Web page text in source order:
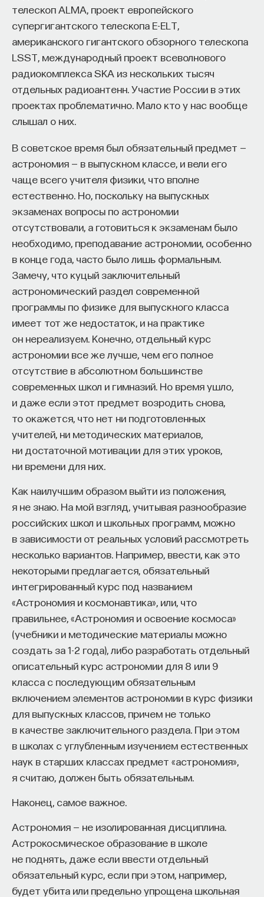
телескоп ALMA, проект европейского
супергигантского телескопа E-ELT,
американского гигантского обзорного телескопа
LSST, международный проект всеволнового
радиокомплекса SKA из нескольких тысяч
отдельных радиоантенн. Участие России в этих
проектах проблематично. Мало кто у нас вообще
слышал о них.
В советское время был обязательный предмет —
астрономия — в выпускном классе, и вели его
чаще всего учителя физики, что вполне
естественно. Но, поскольку на выпускных
экзаменах вопросы по астрономии
отсутствовали, а готовиться к экзаменам было
необходимо, преподавание астрономии, особенно
в конце года, часто было лишь формальным.
Замечу, что куцый заключительный
астрономический раздел современной
программы по физике для выпускного класса
имеет тот же недостаток, и на практике
он нереализуем. Конечно, отдельный курс
астрономии все же лучше, чем его полное
отсутствие в абсолютном большинстве
современных школ и гимназий. Но время ушло,
и даже если этот предмет возродить снова,
то окажется, что нет ни подготовленных
учителей, ни методических материалов,
ни достаточной мотивации для этих уроков,
ни времени для них.
Как наилучшим образом выйти из положения,
я не знаю. На мой взгляд, учитывая разнообразие
российских школ и школьных программ, можно
в зависимости от реальных условий рассмотреть
несколько вариантов. Например, ввести, как это
некоторыми предлагается, обязательный
интегрированный курс под названием
«Астрономия и космонавтика», или, что
правильнее, «Астрономия и освоение космоса»
(учебники и методические материалы можно
создать за 1-2 года), либо разработать отдельный
описательный курс астрономии для 8 или 9
класса с последующим обязательным
включением элементов астрономии в курс физики
для выпускных классов, причем не только
в качестве заключительного раздела. При этом
в школах с углубленным изучением естественных
наук в старших классах предмет «астрономия»,
я считаю, должен быть обязательным.
Наконец, самое важное.
Астрономия — не изолированная дисциплина.
Астрокосмическое образование в школе
не поднять, даже если ввести отдельный
обязательный курс, если при этом, например,
будет убита или предельно упрощена школьная